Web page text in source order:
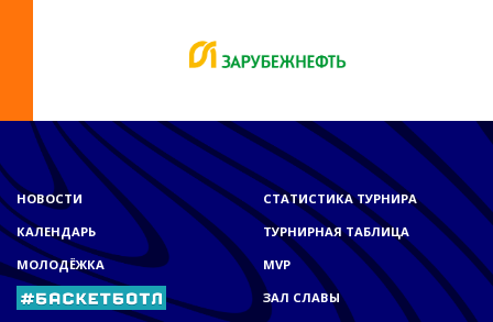
НОВОСТИ
КАЛЕНДАРЬ
МОЛОДЁЖКА
СТАТИСТИКА ТУРНИРА
ТУРНИРНАЯ ТАБЛИЦА
MVP
ЗАЛ СЛАВЫ